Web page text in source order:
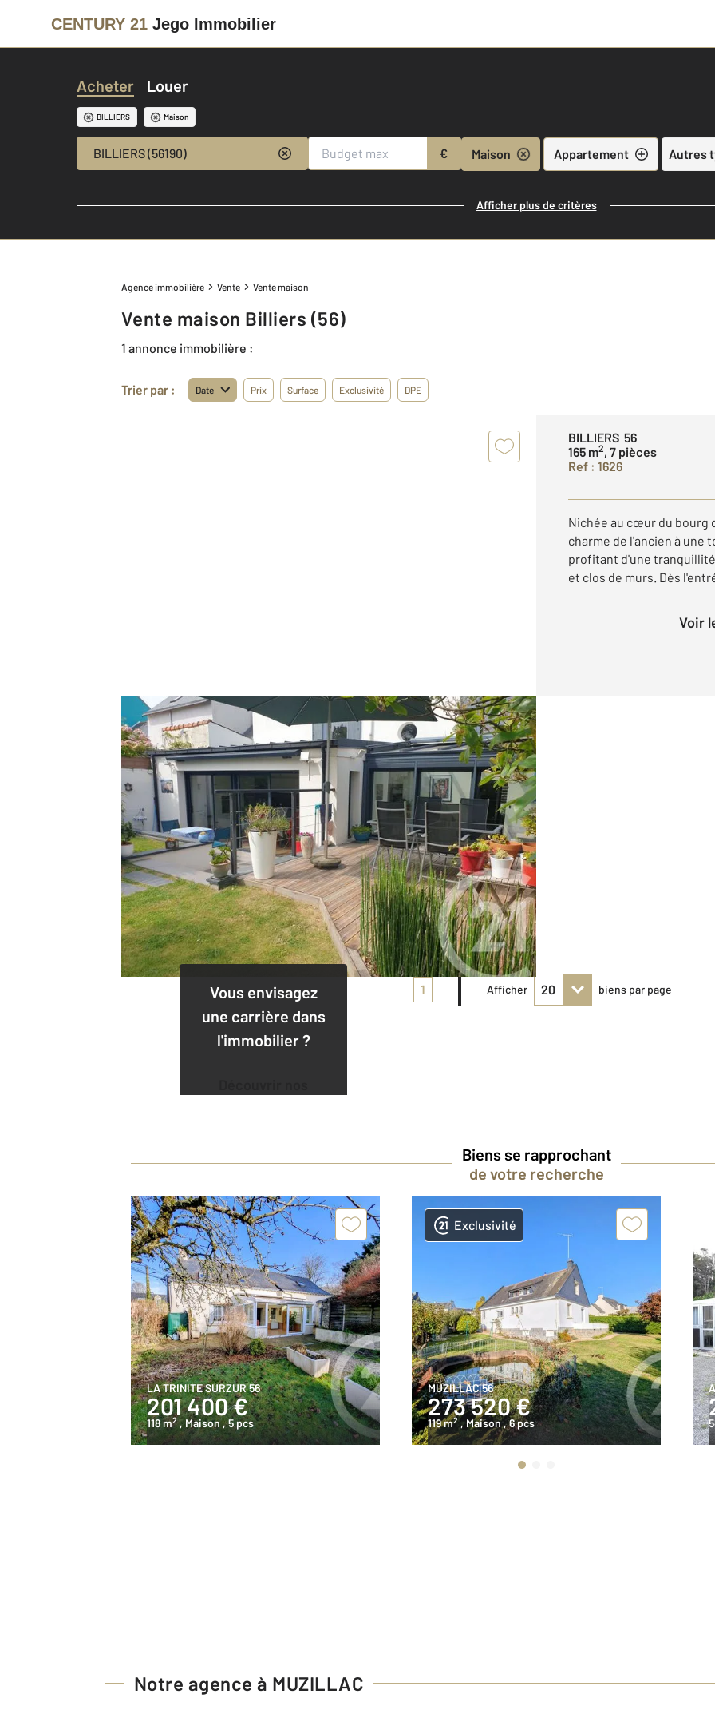
CENTURY 21 Jego Immobilier
Acheter Louer
BILLIERS Maison
BILLIERS (56190) € Maison Appartement Autres
Afficher plus de critères
Agence immobilière Vente Vente maison
Vente maison Billiers (56)
1 annonce immobilière :
Trier par : Date Prix Surface Exclusivité DPE
BILLIERS 56
165 m2, 7 pièces
Ref : 1626
Nichée au cœur du bourg
charme de l'ancien à une
profitant d'une
et clos de murs. Dès
Voir
Vous envisagez
une carrière dans
l'immobilier ?
1 Afficher biens par page
Biens se rapprochant
de votre recherche
LA TRINITE SURZUR 56
201 400 €
118 m2 , Maison , 5 pcs
Exclusivité
MUZILLAC 56
273 520 €
119 m2 , Maison , 6 pcs
Notre agence à MUZILLAC